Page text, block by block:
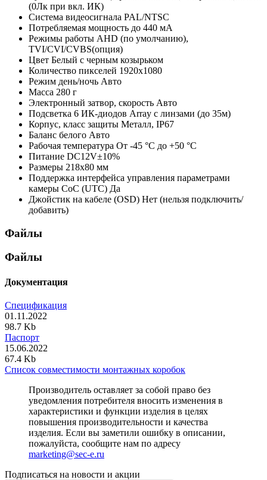
(0Лк при вкл. ИК)
Система видеосигнала PAL/NTSC
Потребляемая мощность до 440 мА
Режимы работы AHD (по умолчанию),
TVI/CVI/CVBS(опция)
Цвет Белый с черным козырьком
Количество пикселей 1920x1080
Режим день/ночь Авто
Масса 280 г
Электронный затвор, скорость Авто
Подсветка 6 ИК-диодов Array с линзами (до 35м)
Корпус, класс защиты Металл, IP67
Баланс белого Авто
Рабочая температура От -45 °С до +50 °С
Питание DC12V±10%
Размеры 218x80 мм
Поддержка интерфейса управления параметрами
камеры CoC (UTC) Да
Джойстик на кабеле (OSD) Нет (нельзя подключить/
добавить)
Файлы
Файлы
Документация
Спецификация
01.11.2022
98.7 Kb
Паспорт
15.06.2022
67.4 Kb
Список совместимости монтажных коробок
Производитель оставляет за собой право без
уведомления потребителя вносить изменения в
характеристики и функции изделия в целях
повышения производительности и качества
изделия. Если вы заметили ошибку в описании,
пожалуйста, сообщите нам по адресу
marketing@sec-e.ru
Подписаться на новости и акции